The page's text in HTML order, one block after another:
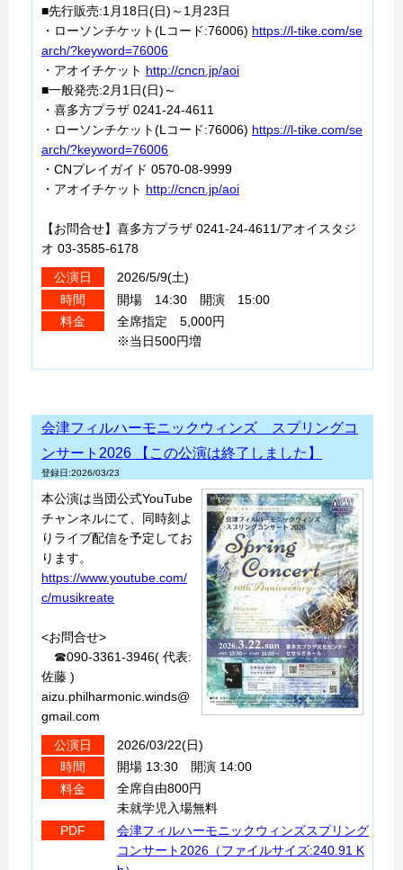
■先行販売:1月18日(日)～1月23日
・ローソンチケット(Lコード:76006) https://l-tike.com/se
arch/?keyword=76006
・アオイチケット http://cncn.jp/aoi
■一般発売:2月1日(日)～
・喜多方プラザ 0241-24-4611
・ローソンチケット(Lコード:76006) https://l-tike.com/se
arch/?keyword=76006
・CNプレイガイド 0570-08-9999
・アオイチケット http://cncn.jp/aoi
【お問合せ】喜多方プラザ 0241-24-4611/アオイスタジ
オ 03-3585-6178
公演日
2026/5/9(土)
時間
開場 14:30 開演 15:00
料金
全席指定 5,000円
※当日500円増
会津フィルハーモニックウィンズ スプリングコ
ンサート2026 【この公演は終了しました】
登録日:2026/03/23
本公演は当団公式YouTube
チャンネルにて、同時刻よ
りライブ配信を予定してお
ります。
https://www.youtube.com/
c/musikreate
<お問合せ>
☎090-3361-3946( 代表:
佐藤 )
aizu.philharmonic.winds@
gmail.com
公演日
2026/03/22(日)
時間
開場 13:30 開演 14:00
料金
全席自由800円
未就学児入場無料
PDF
会津フィルハーモニックウィンズスプリング
コンサート2026（ファイルサイズ:240.91 K